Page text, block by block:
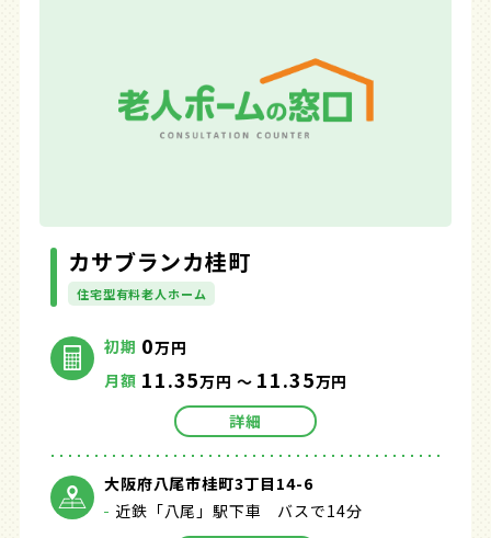
カサブランカ桂町
住宅型有料老人ホーム
初期 0万円
月額 11.35万円 ～ 11.35万円
詳細
大阪府八尾市桂町3丁目14-6
近鉄「八尾」駅下車 バスで14分